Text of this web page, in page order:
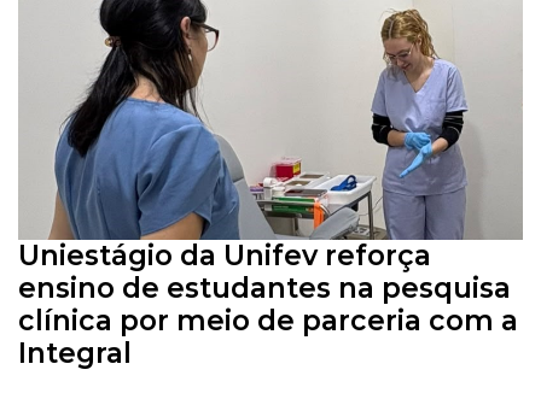
Uniestágio da Unifev reforça
ensino de estudantes na pesquisa
clínica por meio de parceria com a
Integral